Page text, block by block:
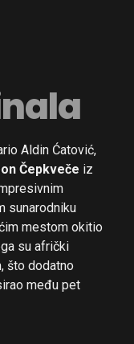
Aldin Ćatović,
Čepkveče iz
sunarodniku
mestom okitio
su afrički
što dodatno
među pet